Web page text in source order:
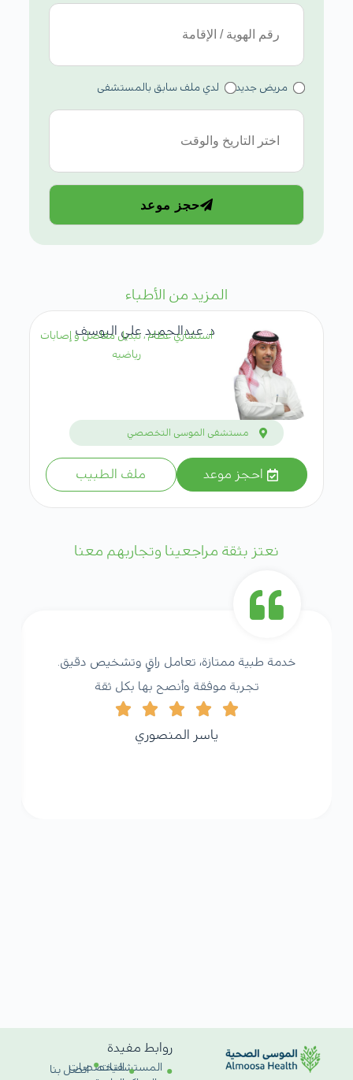
مريض جديد لدي ملف سابق بالمستشفى
حجز موعد
المزيد من الأطباء
د. عبدالحميد علي اليوسف
استشاري عظام ، تبديل مفاصل و إصابات
رياضيه
مستشفى الموسى التخصصي
احجز موعد ملف الطبيب
نعتز بثقة مراجعينا وتجاربهم معنا
خدمة طبية ممتازة، تعامل راقٍ وتشخيص دقيق.
تجربة موفقة وأنصح بها بكل ثقة
ياسر المنصوري
روابط مفيدة
المستشفياتالتخصصاتاتصل بنا